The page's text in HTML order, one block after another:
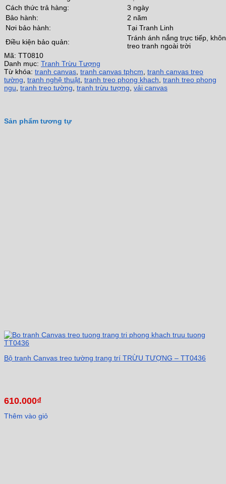
Cách thức trả hàng:
3 ngày
Bảo hành:
2 năm
Nơi bảo hành:
Tại Tranh Linh
Điều kiện bảo quản:
Tránh ánh nắng trực tiếp,
treo tranh ngoài trời
Mã: TT0810
Danh mục: Tranh Trừu Tượng
Từ khóa: tranh canvas tranh canvas tphcm tranh canvas treo
tường tranh nghệ thuật tranh treo phong khach tranh treo phong
ngu tranh treo tường tranh trừu tượng vải canvas
Sản phẩm tương tự
Bộ tranh Canvas treo tường trang trí TRỪU TƯỢNG – TT0436
610.000₫
Thêm vào giỏ